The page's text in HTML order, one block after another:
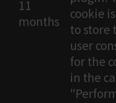
11
months
cookie
to store
user
for the
in the